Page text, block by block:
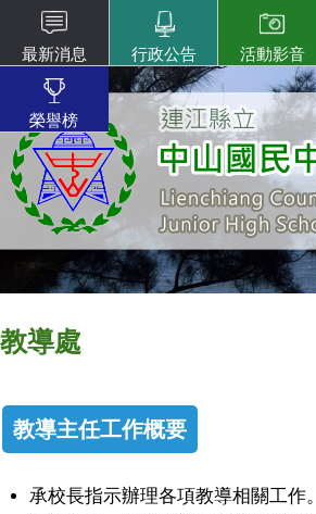
最新消息 行政公告 活動影音
榮譽榜
教導處
教導主任工作概要
承校長指示辦理各項教導相關工作。